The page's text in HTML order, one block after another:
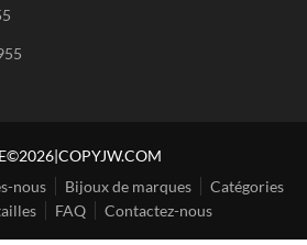
nous Bijoux de marques
Catégories
FAQ Contactez-nous